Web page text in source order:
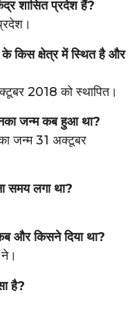
शासित प्रदेश हैं?
के किस क्षेत्र में स्थित है और
2018 को स्थापित।
जन्म कब हुआ था?
जन्म 31 अक्टूबर
समय लगा था?
और किसने दिया था?
है?